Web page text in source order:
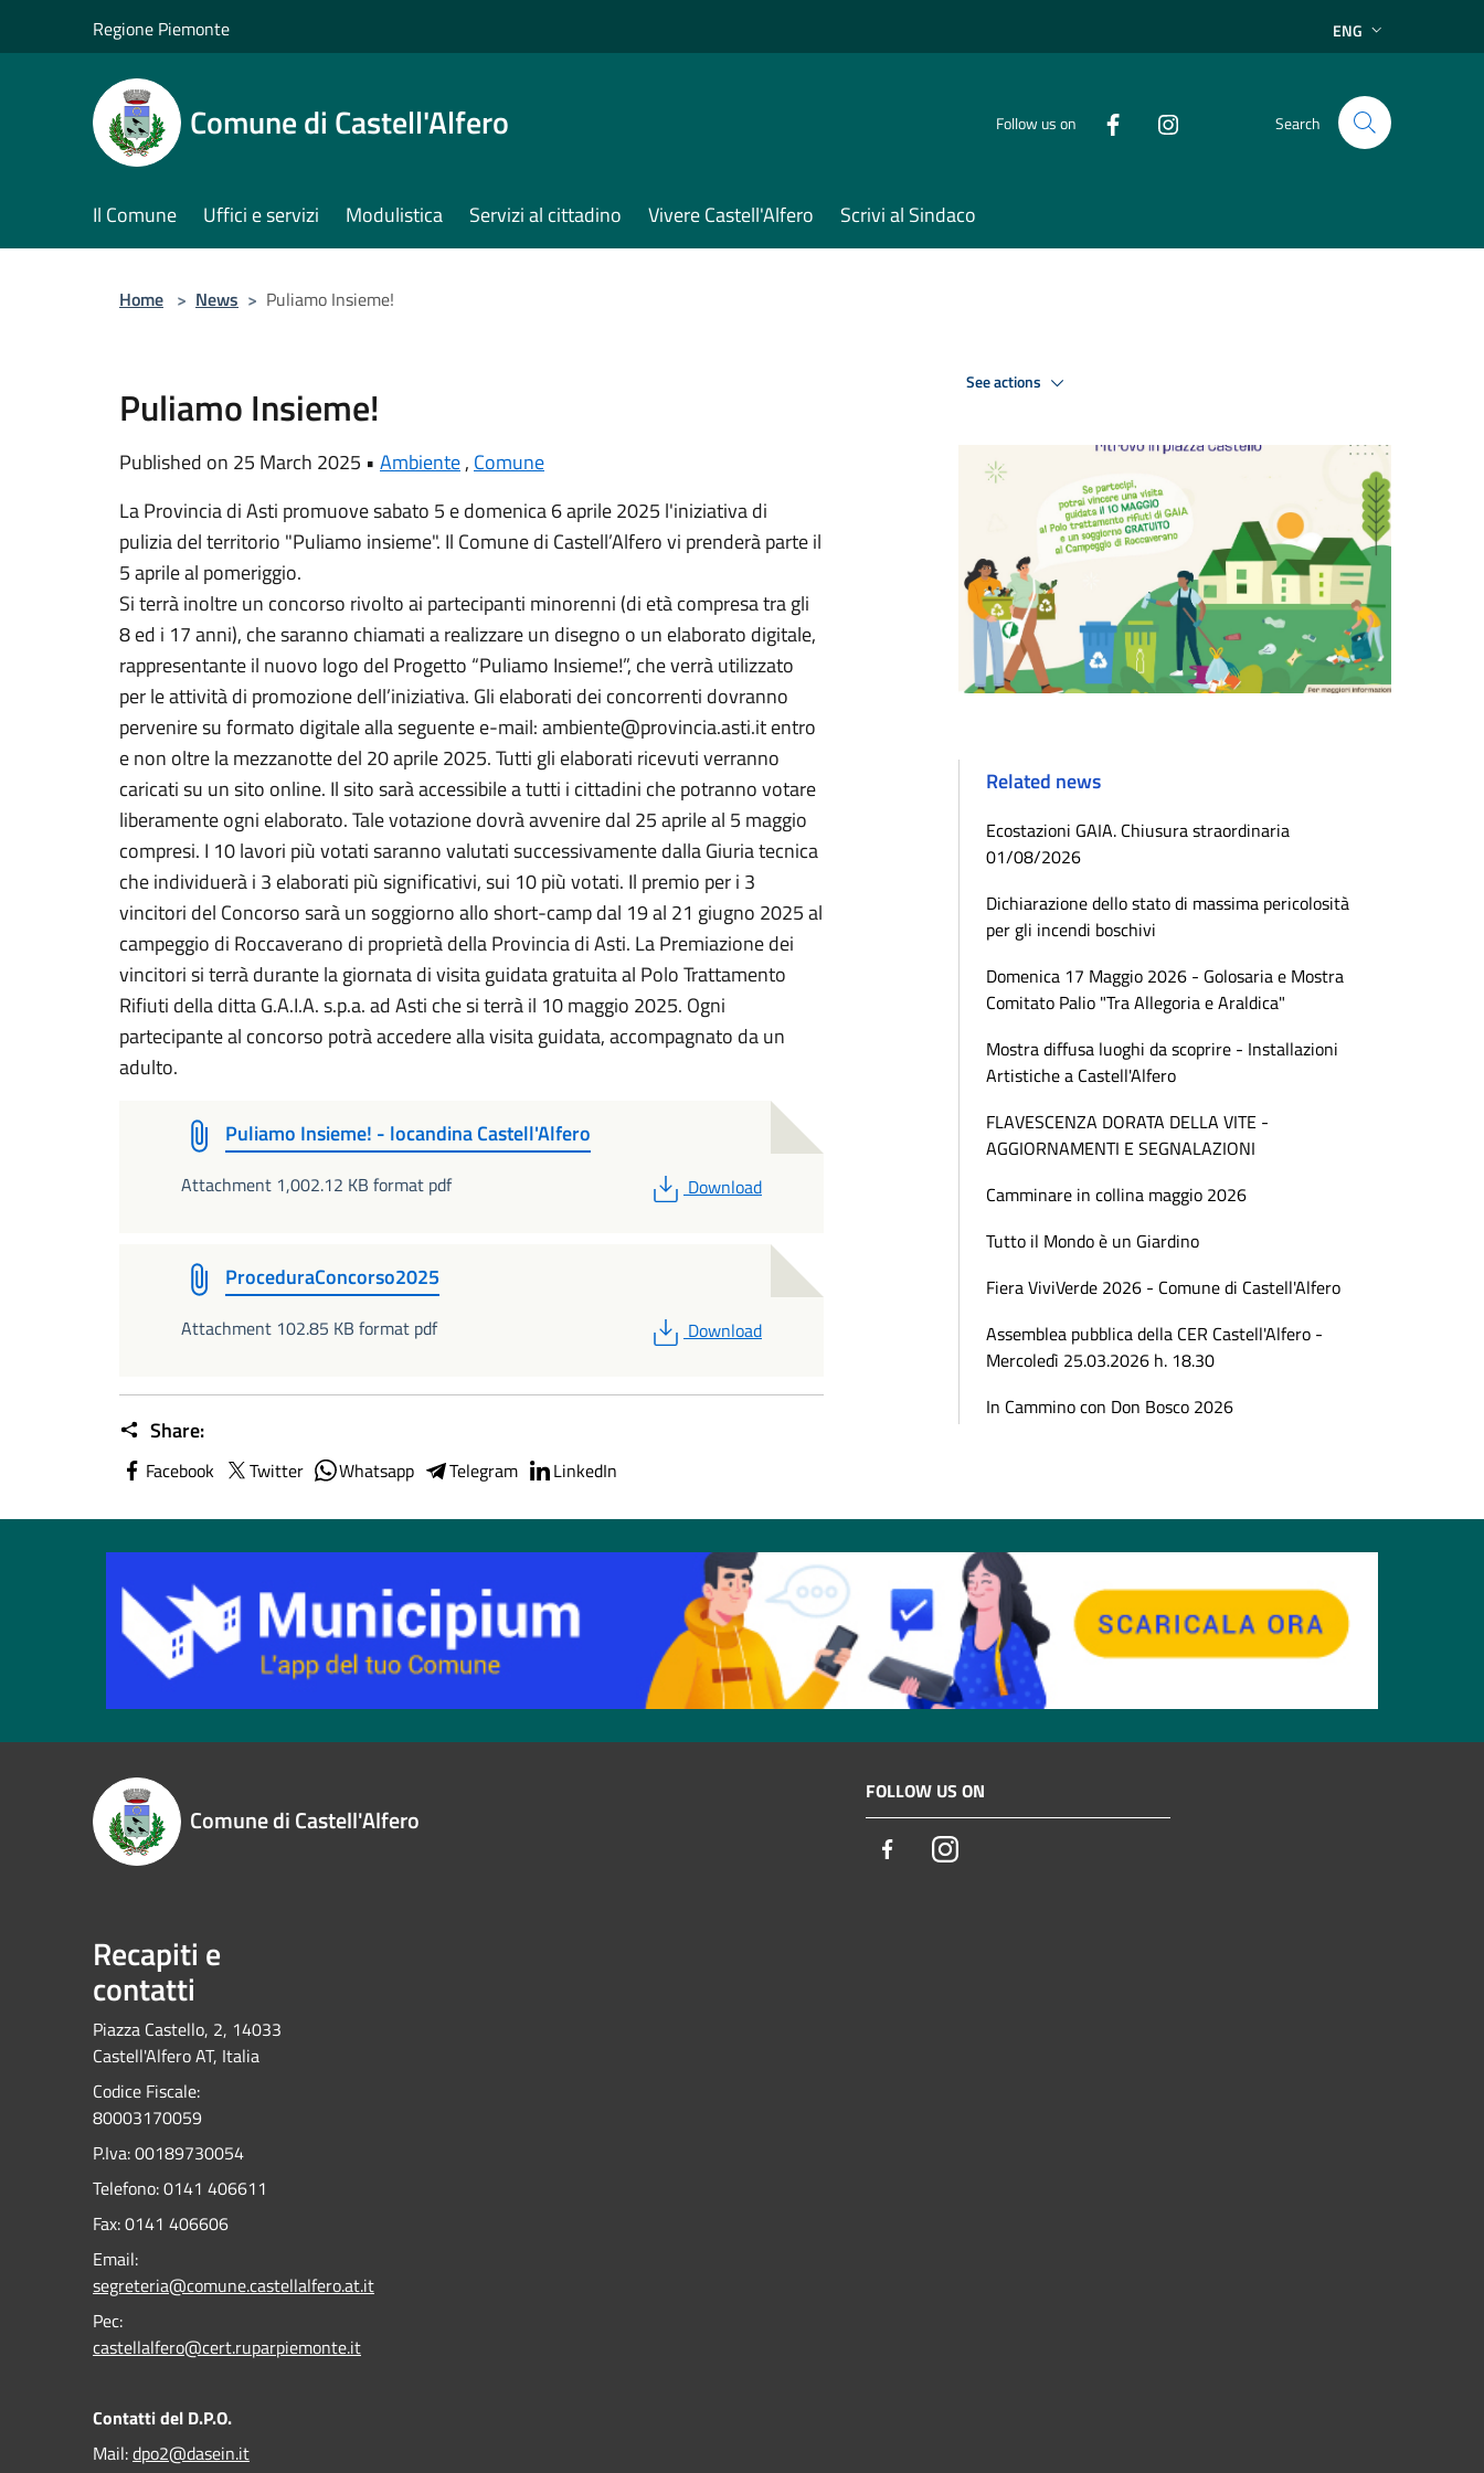
Regione Piemonte ENG
Comune di Castell'Alfero Follow us on Search
Il Comune Uffici e servizi Modulistica Servizi al cittadino Vivere Castell'Alfero Scrivi al Sindaco
Home > News > Puliamo Insieme!
Puliamo Insieme!
Published on 25 March 2025 • Ambiente, Comune
La Provincia di Asti promuove sabato 5 e domenica 6 aprile 2025 l'iniziativa di
pulizia del territorio "Puliamo insieme". Il Comune di Castell’Alfero vi prenderà parte il
5 aprile al pomeriggio.
Si terrà inoltre un concorso rivolto ai partecipanti minorenni (di età compresa tra gli
8 ed i 17 anni), che saranno chiamati a realizzare un disegno o un elaborato digitale,
rappresentante il nuovo logo del Progetto “Puliamo Insieme!”, che verrà utilizzato
per le attività di promozione dell’iniziativa. Gli elaborati dei concorrenti dovranno
pervenire su formato digitale alla seguente e-mail: ambiente@provincia.asti.it entro
e non oltre la mezzanotte del 20 aprile 2025. Tutti gli elaborati ricevuti verranno
caricati su un sito online. Il sito sarà accessibile a tutti i cittadini che potranno votare
liberamente ogni elaborato. Tale votazione dovrà avvenire dal 25 aprile al 5 maggio
compresi. I 10 lavori più votati saranno valutati successivamente dalla Giuria tecnica
che individuerà i 3 elaborati più significativi, sui 10 più votati. Il premio per i 3
vincitori del Concorso sarà un soggiorno allo short-camp dal 19 al 21 giugno 2025 al
campeggio di Roccaverano di proprietà della Provincia di Asti. La Premiazione dei
vincitori si terrà durante la giornata di visita guidata gratuita al Polo Trattamento
Rifiuti della ditta G.A.I.A. s.p.a. ad Asti che si terrà il 10 maggio 2025. Ogni
partecipante al concorso potrà accedere alla visita guidata, accompagnato da un
adulto.
Puliamo Insieme! - locandina Castell'Alfero
Attachment 1,002.12 KB format pdf PDF
Download
ProceduraConcorso2025
Attachment 102.85 KB format pdf PDF
Download
Share:
Facebook Twitter Whatsapp Telegram LinkedIn
See actions
Related news
Ecostazioni GAIA. Chiusura straordinaria
01/08/2026
Dichiarazione dello stato di massima pericolosità
per gli incendi boschivi
Domenica 17 Maggio 2026 - Golosaria e Mostra
Comitato Palio "Tra Allegoria e Araldica"
Mostra diffusa luoghi da scoprire - Installazioni
Artistiche a Castell'Alfero
FLAVESCENZA DORATA DELLA VITE -
AGGIORNAMENTI E SEGNALAZIONI
Camminare in collina maggio 2026
Tutto il Mondo è un Giardino
Fiera ViviVerde 2026 - Comune di Castell'Alfero
Assemblea pubblica della CER Castell'Alfero -
Mercoledì 25.03.2026 h. 18.30
In Cammino con Don Bosco 2026
Comune di Castell'Alfero
FOLLOW US ON
FacebookInstagram
Recapiti e
contatti
Piazza Castello, 2, 14033
Castell'Alfero AT, Italia
Codice Fiscale:
80003170059
P.Iva: 00189730054
Telefono:0141 406611
Fax:0141 406606
Email:
segreteria@comune.castellalfero.at.it
Pec:
castellalfero@cert.ruparpiemonte.it
Contatti del D.P.O.
Mail:dpo2@dasein.it